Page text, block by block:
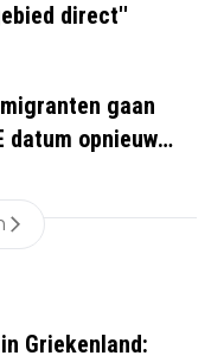
direct''
gaan
datum opnieuw
Griekenland: